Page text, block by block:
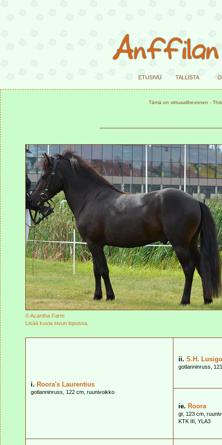
etusivu tallista
Tämä on virtuaalihevonen -
© Acantha Farm
Lisää kuvia sivun lopussa.
i. Roora's Laurentius
gotlanninruss, 122 cm, ruunivoikko
ii. S.H.
gotlanninruss,
ie. Roora
gr, 123 cm,
KTK III, YLA3